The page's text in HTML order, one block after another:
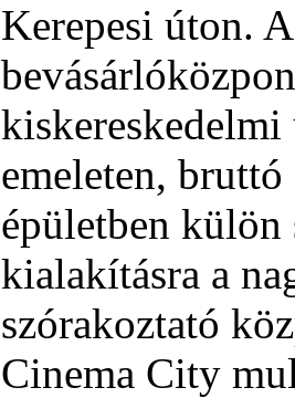
Kerepesi úton.
emeleten,
épületben
kialakításra a
szórakoztató
Cinema City